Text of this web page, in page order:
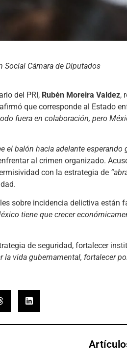
Social Cámara de Diputados
del PRI, Rubén Moreira Valdez,
que corresponde al Estado
fuera en colaboración, pero
el balón hacia adelante esperando
al crimen organizado.
con la estrategia de
sobre incidencia delictiva están
tiene que crecer
de seguridad, fortalecer
la vida gubernamental, fortalecer